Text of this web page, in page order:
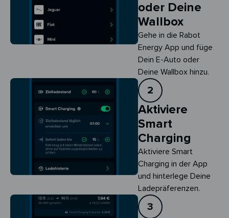
oder Deine
Wallbox
Gehe in die Rabot
Energy App und füge
Dein E-Auto oder
Deine Wallbox hinzu.
2
Aktiviere
Smart
Charging
Aktiviere Smart
Charging in der App
und hinterlege Deine
Ladepräferenzen.
3